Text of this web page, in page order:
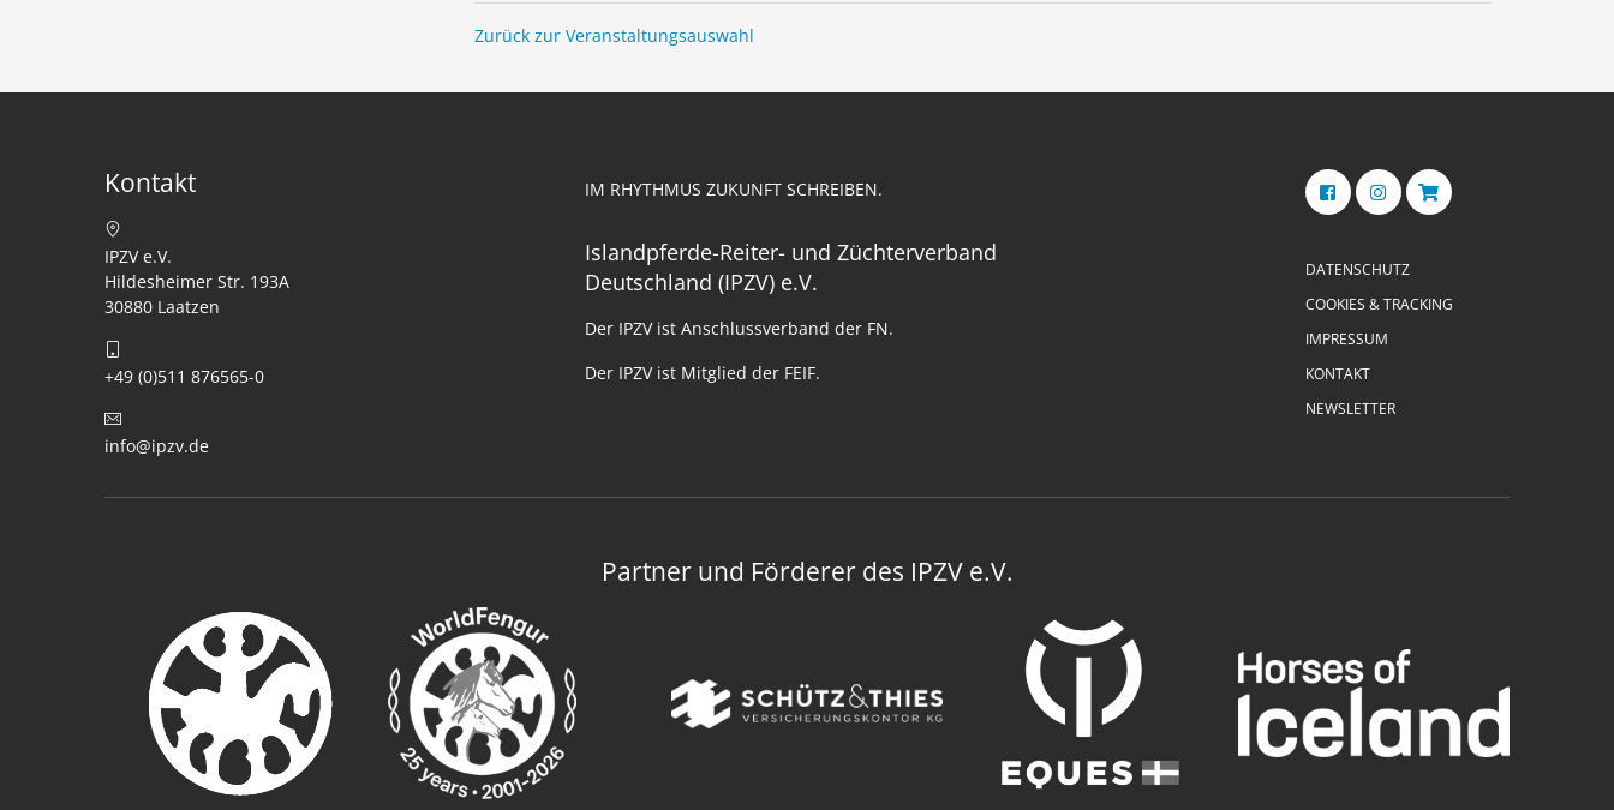
Zurück zur Veranstaltungsauswahl
Kontakt
IPZV e.V.
Hildesheimer Str. 193A
30880 Laatzen
+49 (0)511 876565-0
info@ipzv.de
IM RHYTHMUS ZUKUNFT SCHREIBEN.
Islandpferde-Reiter- und Züchterverband
Deutschland (IPZV) e.V.
Der IPZV ist Anschlussverband der FN.
Der IPZV ist Mitglied der FEIF.
DATENSCHUTZ
COOKIES & TRACKING
IMPRESSUM
KONTAKT
NEWSLETTER
Partner und Förderer des IPZV e.V.